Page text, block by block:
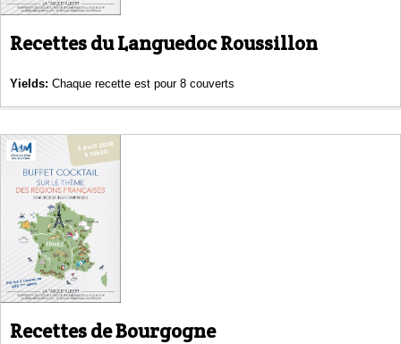
Recettes du Languedoc Roussillon
Yields: Chaque recette est pour 8 couverts
Recettes de Bourgogne